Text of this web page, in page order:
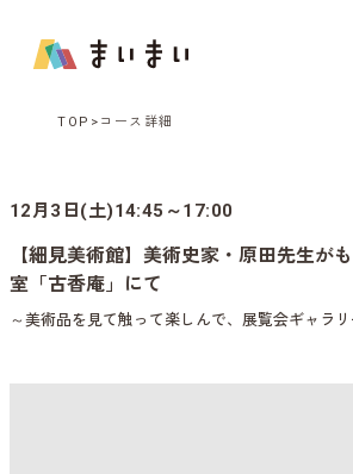
TOP コース詳細
12月3日(土)14:45～17:00
【細見美術館】美術史家・原田先生が
室「古香庵」にて
～美術品を見て触って楽しんで、展覧会ギャラ